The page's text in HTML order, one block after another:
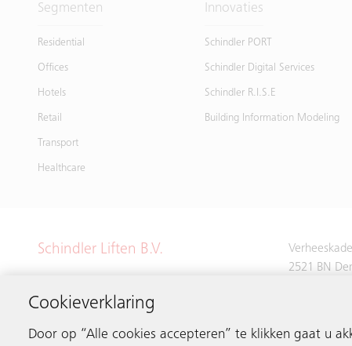
Segmenten
Residential
Offices
Hotels
Retail
Transport
Healthcare
Innovaties
Schindler PORT
Schindler Digital Services
Schindler R.I.S.E
Building Information Modeling
Schindler Liften B.V.
2521 BN
Cookieverklaring
Door op “Alle cookies accepteren” te klikken gaat u